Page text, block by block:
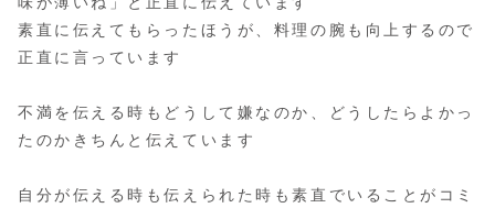
素直に伝えてもらったほうが、料理の腕も向上するので
正直に言っています
不満を伝える時もどうして嫌なのか、どうしたらよかっ
たのかきちんと伝えています
自分が伝える時も伝えられた時も素直でいることがコミ